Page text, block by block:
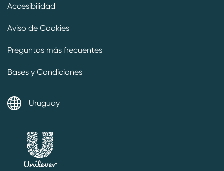
Accesibilidad
Aviso de Cookies
Preguntas más frecuentes
Bases y Condiciones
Uruguay